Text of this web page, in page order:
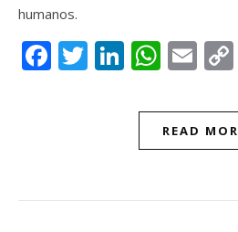
humanos.
Facebook
Twitter
READ